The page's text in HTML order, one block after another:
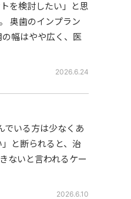
を検討したい」と思
奥歯のインプラン
幅はやや広く、医
2026.6.24
でいる方は少なくあ
と断られると、治
ないと言われるケー
2026.6.10